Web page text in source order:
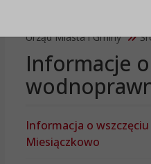
Urząd Miasta i Gminy
Informacje
Informacja o
Miesiączkowo